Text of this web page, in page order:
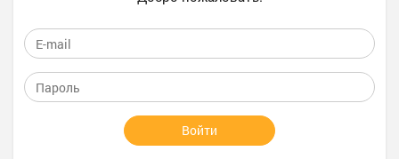
Войти